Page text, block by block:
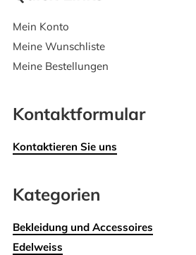
Mein Konto
Meine Wunschliste
Meine Bestellungen
Kontaktformular
Kontaktieren Sie uns
Kategorien
Bekleidung und Accessoires
Edelweiss